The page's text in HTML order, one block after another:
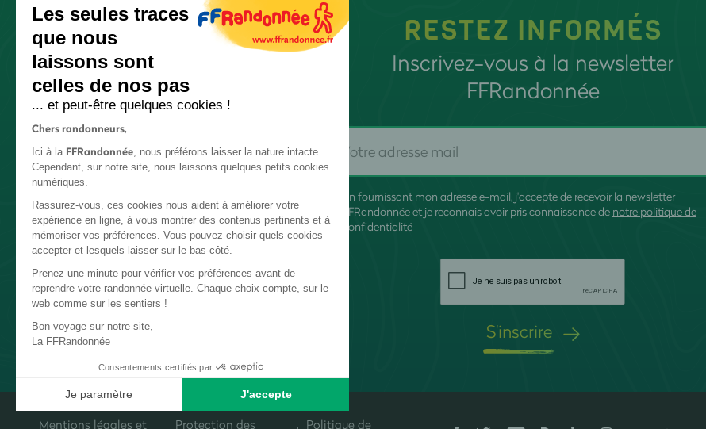
RESTEZ INFORMÉS
Inscrivez-vous à la newsletter
FFRandonnée
En fournissant mon adresse e-mail, j'accepte de recevoir la newsletter
FFRandonnée et je reconnais avoir pris connaissance de notre politique de
confidentialité
S'inscrire
Mentions légales et Protection des Politique de
Les seules traces
que nous
laissons sont
celles de nos pas
... et peut-être quelques cookies !
Chers randonneurs,
Ici à la FFRandonnée, nous préférons laisser la nature intacte.
Cependant, sur notre site, nous laissons quelques petits cookies
numériques.
Rassurez-vous, ces cookies nous aident à améliorer votre
expérience en ligne, à vous montrer des contenus pertinents et à
mémoriser vos préférences. Vous pouvez choisir quels cookies
accepter et lesquels laisser sur le bas-côté.
Prenez une minute pour vérifier vos préférences avant de
reprendre votre randonnée virtuelle. Chaque choix compte, sur le
web comme sur les sentiers !
Bon voyage sur notre site,
La FFRandonnée
Consentements certifiés par
Je paramètre
J'accepte
Axeptio consent
Plateforme de Gestion du Consentement : Personnalisez vos Options